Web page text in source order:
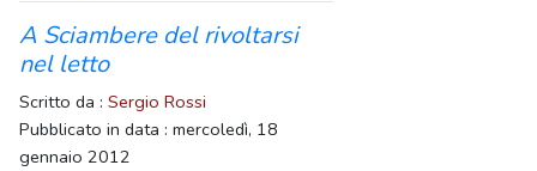
A Sciambere del rivoltarsi
nel letto
Scritto da : Sergio Rossi
Pubblicato in data : mercoledì, 18
gennaio 2012